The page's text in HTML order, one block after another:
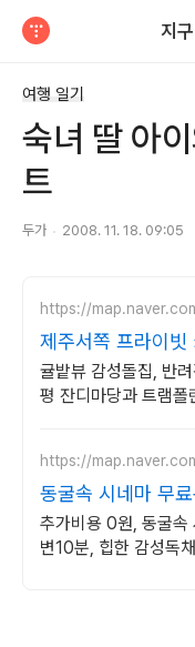
지
여행 일기
숙녀 딸 아
트
두가 2008. 11. 18. 09:05
https://
제주서쪽 프라이빗
귤밭뷰 감성돌집, 반
평 잔디마당과 트램폴
https://
동굴속 시네마 무
고 아늑한 나만의
추가비용 0원, 동굴속
변10분, 힙한 감성독